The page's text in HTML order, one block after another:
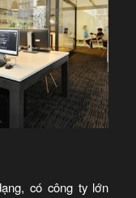
có công ty lớn